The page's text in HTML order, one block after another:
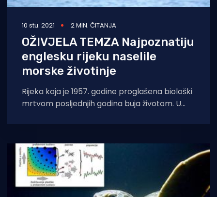
10 stu. 2021 2 MIN. ČITANJA
OŽIVJELA TEMZA Najpoznatiju
englesku rijeku naselile
morske životinje
Rijeka koja je 1957. godine proglašena biološki
mrtvom posljednjih godina buja životom. U